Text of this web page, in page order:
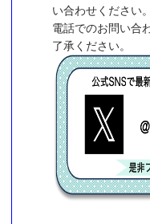
い合わせください。
電話でのお問い合
了承ください。